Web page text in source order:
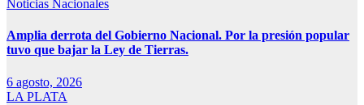
Noticias Nacionales
Amplia derrota del Gobierno Nacional. Por la presión popular
tuvo que bajar la Ley de Tierras.
6 agosto, 2026
LA PLATA